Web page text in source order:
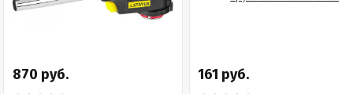
870 руб. 161 руб.